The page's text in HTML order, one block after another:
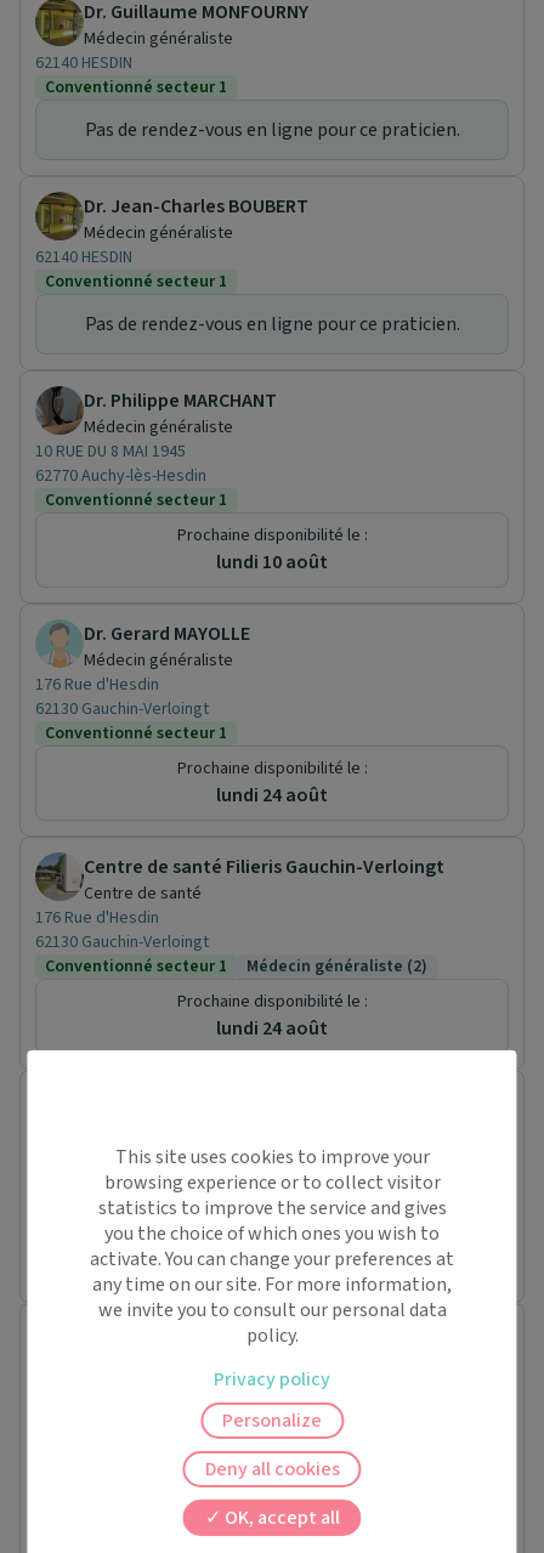
Dr. Guillaume MONFOURNY
Médecin généraliste
62140 HESDIN
Conventionné secteur 1
Pas de rendez-vous en ligne pour ce praticien.
Dr. Jean-Charles BOUBERT
Médecin généraliste
62140 HESDIN
Conventionné secteur 1
Pas de rendez-vous en ligne pour ce praticien.
Dr. Philippe MARCHANT
Médecin généraliste
10 RUE DU 8 MAI 1945
62770 Auchy-lès-Hesdin
Conventionné secteur 1
Prochaine disponibilité le :
lundi 10 août
Dr. Gerard MAYOLLE
Médecin généraliste
176 Rue d'Hesdin
62130 Gauchin-Verloingt
Conventionné secteur 1
Prochaine disponibilité le :
lundi 24 août
Centre de santé Filieris Gauchin-Verloingt
Centre de santé
176 Rue d'Hesdin
62130 Gauchin-Verloingt
Conventionné secteur 1
Médecin généraliste (2)
Prochaine disponibilité le :
lundi 24 août
4 Rue d'Ivergny
62270 Rebreuviette
Conventionné secteur 1
Prochaine disponibilité le :
lundi 10 août
Dr. Clement COUTAREL
Conventionné secteur 1
Pas de nouveaux patients
Ven.
07/08
Sam.
08/08
This site uses cookies to improve your
browsing experience or to collect visitor
statistics to improve the service and gives
you the choice of which ones you wish to
activate. You can change your preferences at
any time on our site. For more information,
we invite you to consult our personal data
policy.
OK, accept all
Deny all cookies
Personalize
Privacy policy